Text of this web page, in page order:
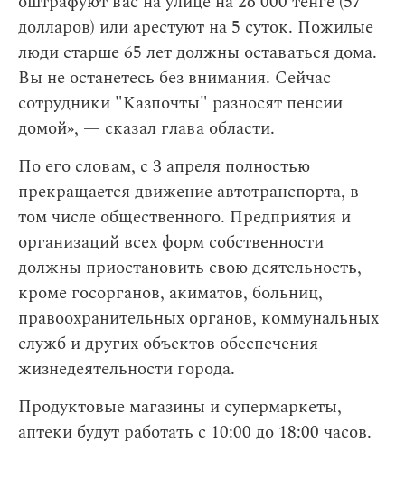
долларов) или арестуют на 5 суток. Пожилые
люди старше 65 лет должны оставаться дома.
Вы не останетесь без внимания. Сейчас
сотрудники "Казпочты" разносят пенсии
домой», — сказал глава области.
По его словам, с 3 апреля полностью
прекращается движение автотранспорта, в
том числе общественного. Предприятия и
организаций всех форм собственности
должны приостановить свою деятельность,
кроме госорганов, акиматов, больниц,
правоохранительных органов, коммунальных
служб и других объектов обеспечения
жизнедеятельности города.
Продуктовые магазины и супермаркеты,
аптеки будут работать с 10:00 до 18:00 часов.